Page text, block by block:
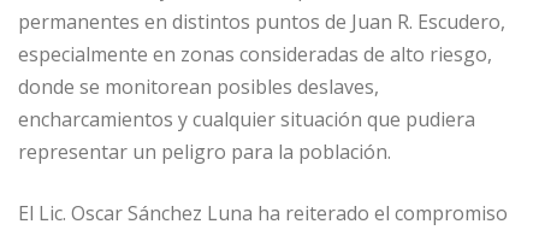
permanentes en distintos puntos de Juan R. Escudero,
especialmente en zonas consideradas de alto riesgo,
donde se monitorean posibles deslaves,
encharcamientos y cualquier situación que pudiera
representar un peligro para la población.
El Lic. Oscar Sánchez Luna ha reiterado el compromiso